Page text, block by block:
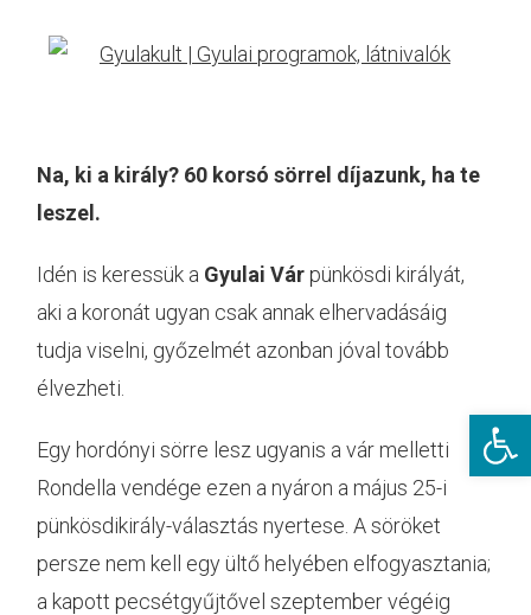
Na, ki a király? 60 korsó sörrel díjazunk, ha te
leszel.
Idén is keressük a Gyulai Vár pünkösdi királyát,
aki a koronát ugyan csak annak elhervadásáig
tudja viselni, győzelmét azonban jóval tovább
élvezheti.
Egy hordónyi sörre lesz ugyanis a vár melletti
Rondella vendége ezen a nyáron a május 25-i
pünkösdikirály-választás nyertese. A söröket
persze nem kell egy ültő helyében elfogyasztania;
a kapott pecsétgyűjtővel szeptember végéig